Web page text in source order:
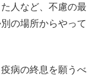
人など、不慮の最
の場所からやって
病の終息を願うべ